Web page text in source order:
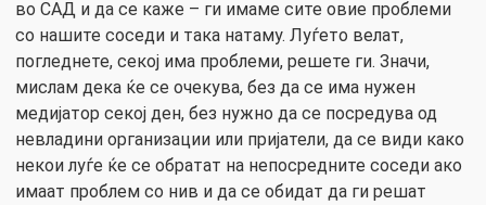
во САД и да се каже – ги имаме сите овие проблеми
со нашите соседи и така натаму. Луѓето велат,
погледнете, секој има проблеми, решете ги. Значи,
мислам дека ќе се очекува, без да се има нужен
медијатор секој ден, без нужно да се посредува од
невладини организации или пријатели, да се види како
некои луѓе ќе се обратат на непосредните соседи ако
имаат проблем со нив и да се обидат да ги решат